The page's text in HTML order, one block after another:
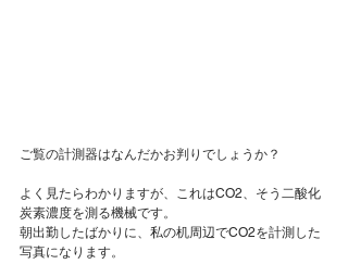
ご覧の計測器はなんだかお判りでしょうか？
よく見たらわかりますが、これはCO2、そう二酸化
炭素濃度を測る機械です。
朝出勤したばかりに、私の机周辺でCO2を計測した
写真になります。